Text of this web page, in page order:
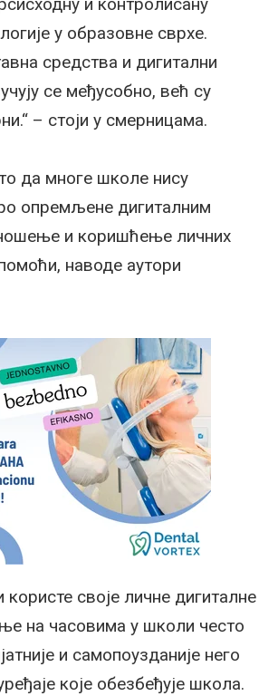
у образовне сврхе.
средства и дигитални
се међусобно, већ су
– стоји у смерницама.
да многе школе нису
опремљене дигиталним
и коришћење личних
наводе аутори
користе своје личне дигиталне
на часовима у школи често
и самопоузданије него
које обезбеђује школа.